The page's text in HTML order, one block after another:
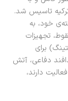
تاسیس شد.
خود، به
تجهیزات
برای
دفاعی، آتش
دارند،